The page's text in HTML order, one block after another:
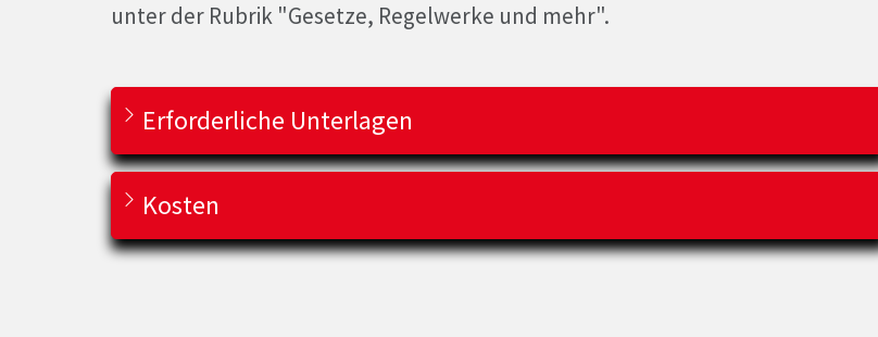
unter der Rubrik "Gesetze, Regelwerke und mehr".
Erforderliche Unterlagen
Kosten